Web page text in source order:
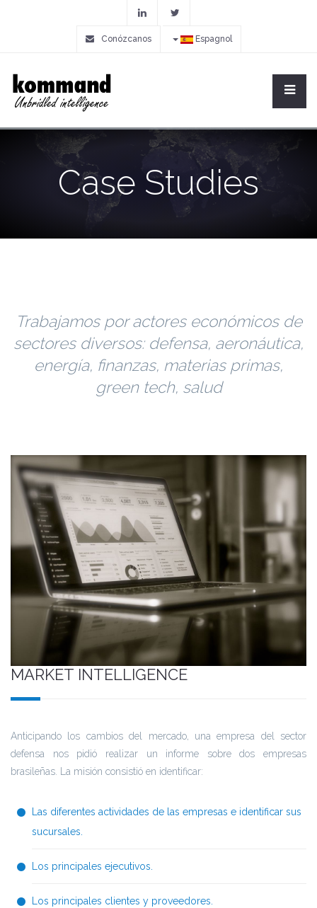
Conózcanos Espagnol
Case Studies
Trabajamos por actores económicos de
sectores diversos: defensa, aeronáutica,
energía, finanzas, materias primas,
green tech, salud
MARKET INTELLIGENCE
Anticipando los cambios del mercado, una empresa del sector
defensa nos pidió realizar un informe sobre dos empresas
brasileñas. La misión consistió en identificar:
Las diferentes actividades de las empresas e identificar sus
sucursales.
Los principales ejecutivos.
Los principales clientes y proveedores.